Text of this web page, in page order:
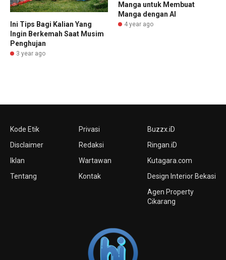
Ini Tips Bagi Kalian Yang
Ingin Berkemah Saat Musim
Penghujan
3 year ago
Manga untuk Membuat
Manga dengan AI
4 year ago
Kode Etik
Disclaimer
Iklan
Tentang
Privasi
Redaksi
Wartawan
Kontak
Buzzx.iD
Ringan.iD
Kutagara.com
Design Interior Bekasi
Agen Property
Cikarang